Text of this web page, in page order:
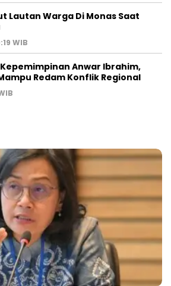
Lautan Warga Di Monas Saat
WIB
Anwar Ibrahim,
Redam Konflik Regional